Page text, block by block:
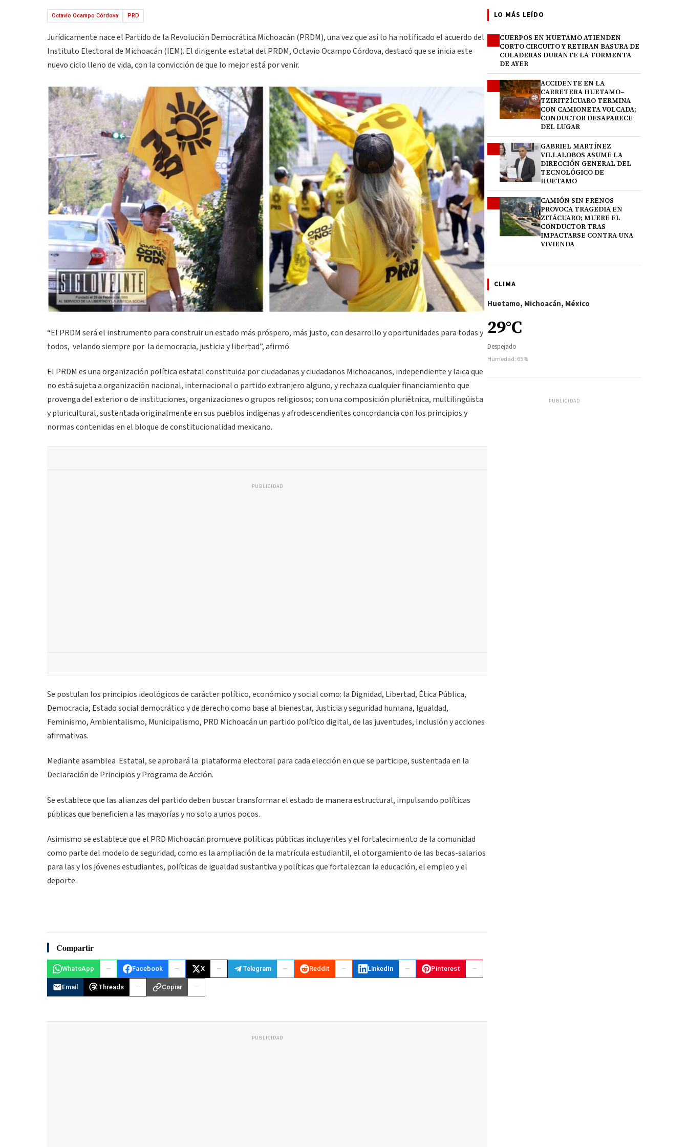
Octavio Ocampo Córdova PRD
Jurídicamente nace el Partido de la Revolución Democrática Michoacán (PRDM), una vez que así lo ha notificado el acuerdo del
Instituto Electoral de Michoacán (IEM). El dirigente estatal del PRDM, Octavio Ocampo Córdova, destacó que se inicia este
nuevo ciclo lleno de vida, con la convicción de que lo mejor está por venir.
“El PRDM será el instrumento para construir un estado más próspero, más justo, con desarrollo y oportunidades para todas y
todos, velando siempre por la democracia, justicia y libertad”, afirmó.
El PRDM es una organización política estatal constituida por ciudadanas y ciudadanos Michoacanos, independiente y laica que
no está sujeta a organización nacional, internacional o partido extranjero alguno, y rechaza cualquier financiamiento que
provenga del exterior o de instituciones, organizaciones o grupos religiosos; con una composición pluriétnica, multilingüista
y pluricultural, sustentada originalmente en sus pueblos indígenas y afrodescendientes concordancia con los principios y
normas contenidas en el bloque de constitucionalidad mexicano.
PUBLICIDAD
Se postulan los principios ideológicos de carácter político, económico y social como: la Dignidad, Libertad, Ética Pública,
Democracia, Estado social democrático y de derecho como base al bienestar, Justicia y seguridad humana, Igualdad,
Feminismo, Ambientalismo, Municipalismo, PRD Michoacán un partido político digital, de las juventudes, Inclusión y acciones
afirmativas.
Mediante asamblea Estatal, se aprobará la plataforma electoral para cada elección en que se participe, sustentada en la
Declaración de Principios y Programa de Acción.
Se establece que las alianzas del partido deben buscar transformar el estado de manera estructural, impulsando políticas
públicas que beneficien a las mayorías y no solo a unos pocos.
Asimismo se establece que el PRD Michoacán promueve políticas públicas incluyentes y el fortalecimiento de la comunidad
como parte del modelo de seguridad, como es la ampliación de la matrícula estudiantil, el otorgamiento de las becas-salarios
para las y los jóvenes estudiantes, políticas de igualdad sustantiva y políticas que fortalezcan la educación, el empleo y el
deporte.
Compartir
WhatsApp Facebook X Telegram Reddit LinkedIn Pinterest
Email Threads Copiar
PUBLICIDAD
LO MÁS LEÍDO
CUERPOS EN HUETAMO ATIENDEN
CORTO CIRCUITO Y RETIRAN BASURA DE
COLADERAS DURANTE LA TORMENTA
DE AYER
ACCIDENTE EN LA
CARRETERA HUETAMO–
TZIRITZÍCUARO TERMINA
CON CAMIONETA VOLCADA;
CONDUCTOR DESAPARECE
DEL LUGAR
GABRIEL MARTÍNEZ
VILLALOBOS ASUME LA
DIRECCIÓN GENERAL DEL
TECNOLÓGICO DE
HUETAMO
CAMIÓN SIN FRENOS
PROVOCA TRAGEDIA EN
ZITÁCUARO; MUERE EL
CONDUCTOR TRAS
IMPACTARSE CONTRA UNA
VIVIENDA
CLIMA
Huetamo, Michoacán, México
29°C
Despejado
Humedad: 65%
PUBLICIDAD